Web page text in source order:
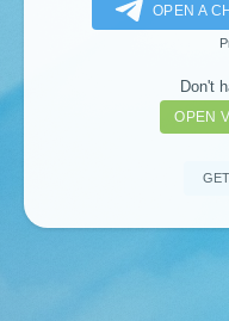
OPEN A
Don't
OPEN